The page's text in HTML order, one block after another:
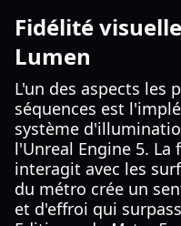
Fidélité
Lumen
L'un des aspects les
séquences est
système
l'Unreal Engine 5.
interagit avec les
du métro crée un
et d'effroi qui